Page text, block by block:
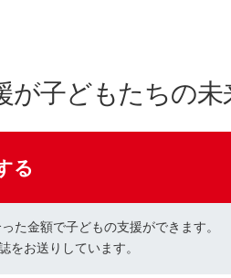
が子どもたちの
る
た金額で子どもの支援ができます。
をお送りしています。